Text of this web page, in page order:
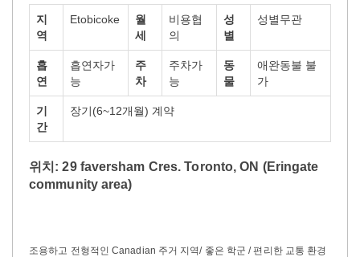
지
역
Etobicoke
월
세
비용협
의
성
별
성별무관
흡
연
흡연자가
능
주
차
주차가
능
동
물
애완동불 불
가
기
간
장기(6~12개월) 계약
위치: 29 faversham Cres. Toronto, ON (Eringate
community area)
조용하고 전형적인 Canadian 주거 지역/ 좋은 학군 / 편리한 교통 환경